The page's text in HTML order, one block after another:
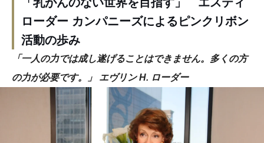
ローダー カンパニーズによるピンクリボン
活動の歩み
「一人の力では成し遂げることはできません。多くの方
の力が必要です。」 エヴリン H. ローダー